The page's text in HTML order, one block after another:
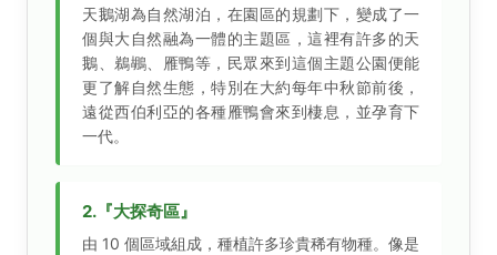
天鵝湖為自然湖泊，在園區的規劃下，變成了一
個與大自然融為一體的主題區，這裡有許多的天
鵝、鵜鶘、雁鴨等，民眾來到這個主題公園便能
更了解自然生態，特別在大約每年中秋節前後，
遠從西伯利亞的各種雁鴨會來到棲息，並孕育下
一代。
2.『大探奇區』
由 10 個區域組成，種植許多珍貴稀有物種。像是